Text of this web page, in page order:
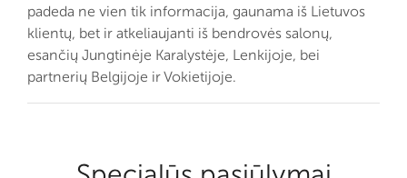
padeda ne vien tik informacija, gaunama iš Lietuvos
klientų, bet ir atkeliaujanti iš bendrovės salonų,
esančių Jungtinėje Karalystėje, Lenkijoje, bei
partnerių Belgijoje ir Vokietijoje.